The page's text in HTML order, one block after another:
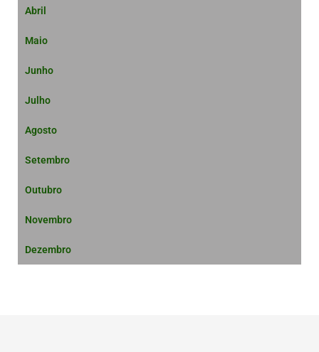
Abril
Maio
Junho
Julho
Agosto
Setembro
Outubro
Novembro
Dezembro